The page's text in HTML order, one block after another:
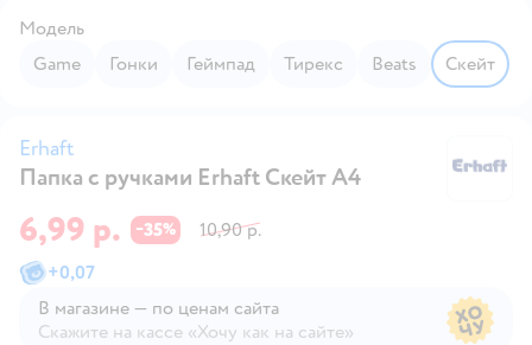
Модель
Game
Гонки Геймпад Тирекс Beats Скейт
Erhaft
Папка с ручками Erhaft Скейт А4
6,99 р. −35%
10,90 р.
+0,07
В магазине — по ценам сайта
Скажите на кассе «Хочу как на сайте»